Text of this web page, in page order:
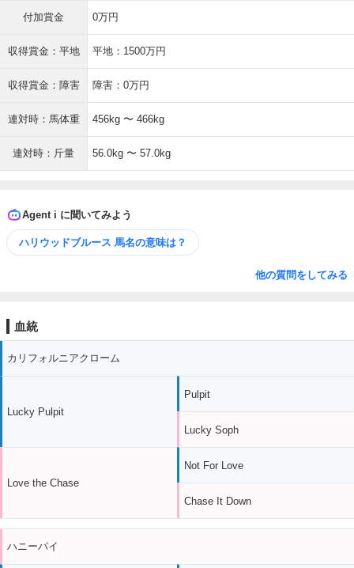
付加賞金 0万円
収得賞金：平地 平地：1500万円
収得賞金：障害 障害：0万円
連対時：馬体重 456kg 〜 466kg
連対時：斤量 56.0kg 〜 57.0kg
Agent i に聞いてみよう
ハリウッドブルース 馬名の意味は？
他の質問をしてみる
血統
カリフォルニアクローム
Lucky Pulpit
Love the Chase
Pulpit
Lucky Soph
Not For Love
Chase It Down
ハニーパイ